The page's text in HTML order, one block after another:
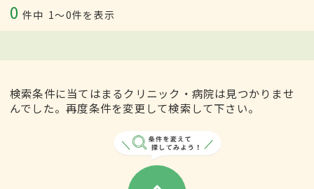
0 件中 1〜0件を表示
検索条件に当てはまるクリニック・病院は見つかりませ
んでした。再度条件を変更して検索して下さい。